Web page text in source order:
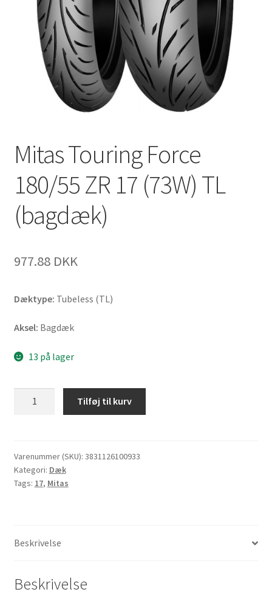
Mitas Touring Force
180/55 ZR 17 (73W) TL
(bagdæk)
977.88 DKK
Dæktype: Tubeless (TL)
Aksel: Bagdæk
13 på lager
ZR
17
(73W)
Tilføj til kurv
Varenummer (SKU): 3831126100933
Kategori: Dæk
Tags: 17, Mitas
Beskrivelse
Beskrivelse